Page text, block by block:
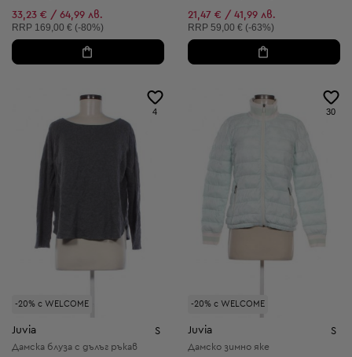
33,23 € / 64,99 лв.
Препоръчителна цена:
RRP 169,00 € (-80%)
21,47 € / 41,99 лв.
Препоръчителна цена:
RRP 59,00 € (-63%)
-20% с WELCOME
4
Juvia S
Дамска блуза с дълъг ръкав
-20% с WELCOME
30
Juvia S
Дамско зимно яке